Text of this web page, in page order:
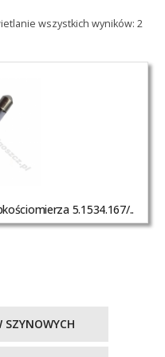
wszystkich wyników: 2
5.1534.167/..
SZYNOWYCH